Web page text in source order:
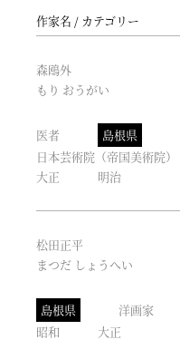
作家名 カテゴリー
森鴎外
もり おうがい
医者 島根県
日本芸術院（帝国美術院）
大正
明治
松田正平
まつだ しょうへい
島根県 洋画家
昭和
大正